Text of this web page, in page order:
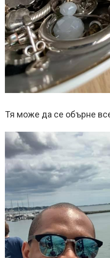
Тя може да се обърне